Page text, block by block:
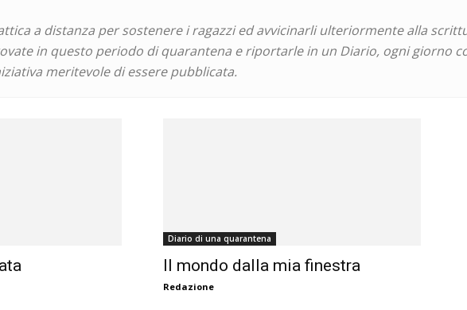
a distanza per sostenere i ragazzi ed avvicinarli ulteriormente alla
in questo periodo di quarantena e riportarle in un Diario, ogni giorno
meritevole di essere pubblicata.
Diario di una quarantena
Il mondo dalla mia finestra
Redazione